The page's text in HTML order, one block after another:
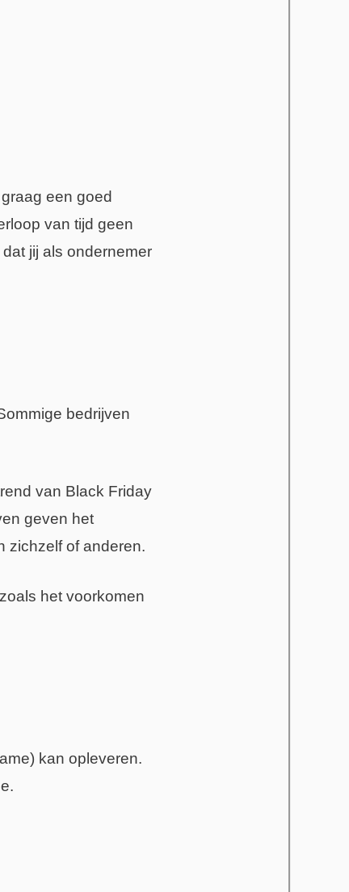
een goed
van tijd geen
jij als ondernemer
bedrijven
van Black Friday
geven het
zichzelf of anderen.
het voorkomen
kan opleveren.